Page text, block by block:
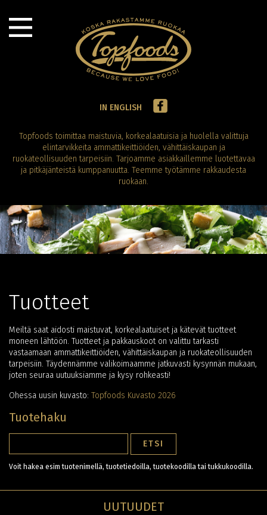
IN ENGLISH
Topfoods toimittaa maistuvia, korkealaatuisia ja huolella valittuja
elintarvikkeita ammattikeittiöiden, vähittäiskaupan ja
ruokateollisuuden tarpeisiin. Tarjoamme asiakkaillemme luotettavaa
ja pitkäjänteistä kumppanuutta. Teemme työtämme rakkaudesta
ruokaan.
Tuotteet
Meiltä saat aidosti maistuvat, korkealaatuiset ja kätevät tuotteet
moneen lähtöön. Tuotteet ja pakkauskoot on valittu tarkasti
vastaamaan ammattikeittiöiden, vähittäiskaupan ja ruokateollisuuden
tarpeisiin. Täydennämme valikoimaamme jatkuvasti kysynnän mukaan,
joten seuraa uutuuksiamme ja kysy rohkeasti!
Ohessa uusin kuvasto: Topfoods Kuvasto 2026
Tuotehaku
Voit hakea esim tuotenimellä, tuotetiedoilla, tuotekoodilla tai tukkukoodilla.
UUTUUDET